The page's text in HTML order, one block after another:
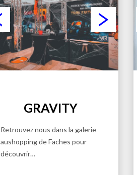
GRAVITY
Retrouvez nous dans la galerie
aushopping de Faches pour
découvrir…